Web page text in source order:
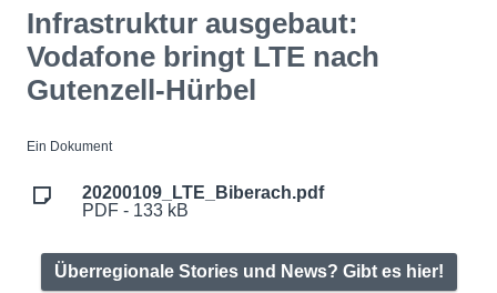
Infrastruktur ausgebaut:
Vodafone bringt LTE nach
Gutenzell-Hürbel
Ein Dokument
20200109_LTE_Biberach.pdf
PDF - 133 kB
Überregionale Stories und News? Gibt es hier!